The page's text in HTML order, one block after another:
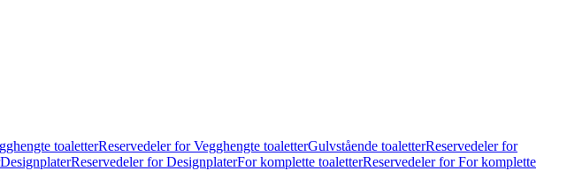
toaletterReservedeler for Vegghengte toaletterGulvstående toaletterReservedeler for
DesignplaterReservedeler for DesignplaterFor komplette toaletterReservedeler for For komplette